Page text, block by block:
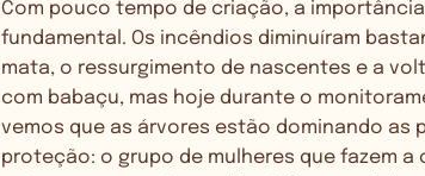
Com pouco tempo de criação, a
fundamental. Os incêndios diminuíram
mata, o ressurgimento de nascentes e a
com babaçu, mas hoje durante o
vemos que as árvores estão dominando as
proteção: o grupo de mulheres que fazem